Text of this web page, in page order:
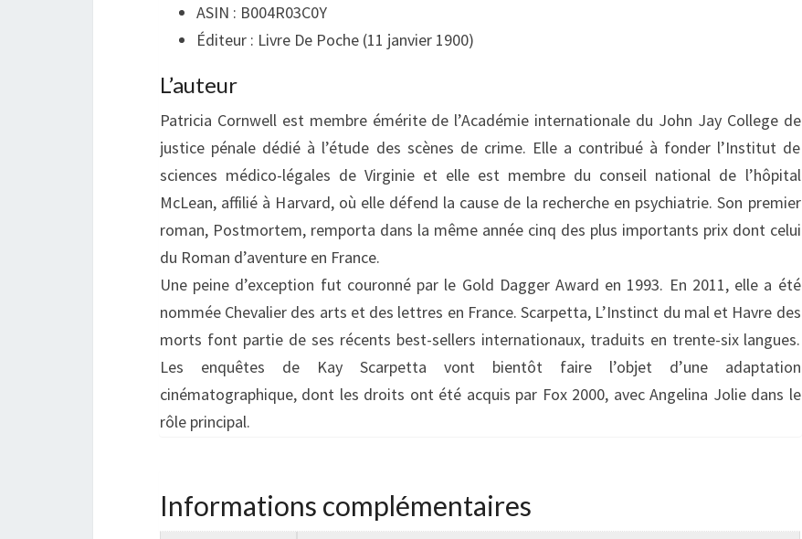
ASIN : B004R03C0Y
Éditeur : Livre De Poche (11 janvier 1900)
L’auteur
Patricia Cornwell est membre émérite de l’Académie internationale du John Jay College de
justice pénale dédié à l’étude des scènes de crime. Elle a contribué à fonder l’Institut de
sciences médico-légales de Virginie et elle est membre du conseil national de l’hôpital
McLean, affilié à Harvard, où elle défend la cause de la recherche en psychiatrie. Son premier
roman, Postmortem, remporta dans la même année cinq des plus importants prix dont celui
du Roman d’aventure en France.
Une peine d’exception fut couronné par le Gold Dagger Award en 1993. En 2011, elle a été
nommée Chevalier des arts et des lettres en France. Scarpetta, L’Instinct du mal et Havre des
morts font partie de ses récents best-sellers internationaux, traduits en trente-six langues.
Les enquêtes de Kay Scarpetta vont bientôt faire l’objet d’une adaptation
cinématographique, dont les droits ont été acquis par Fox 2000, avec Angelina Jolie dans le
rôle principal.
Informations complémentaires